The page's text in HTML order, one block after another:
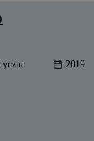
2019